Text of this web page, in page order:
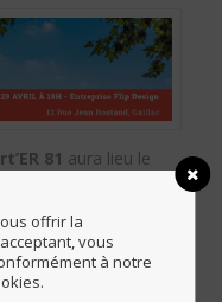
81 aura lieu le
de l’entreprise
2024, situés au 12
offrir la
vous
à notre